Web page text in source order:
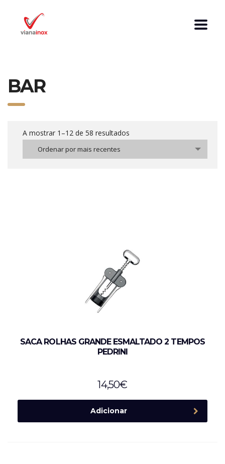
BAR
A mostrar 1–12 de 58 resultados
Ordenar por mais recentes
SACA ROLHAS GRANDE ESMALTADO 2 TEMPOS
PEDRINI
14,50€
Adicionar